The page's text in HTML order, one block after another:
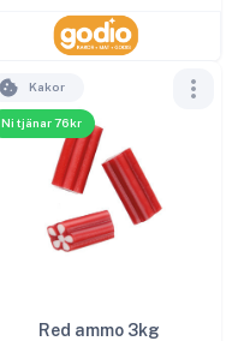
Ni tjänar 76kr
Kakor
Red ammo 3kg